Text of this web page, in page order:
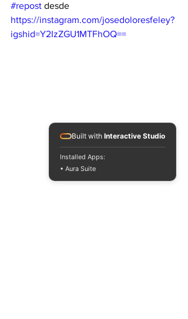
#repost desde
https://instagram.com/josedoloresfeley?
igshid=Y2IzZGU1MTFhOQ==
Built with Interactive Studio
Installed Apps:
• Aura Suite